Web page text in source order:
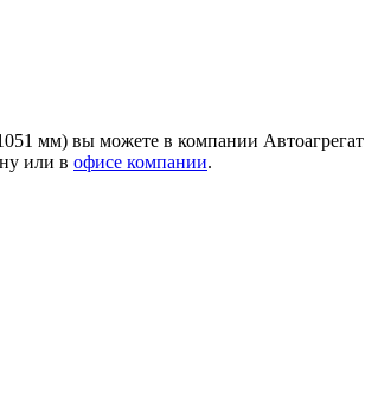
мм) вы можете в компании Автоагрегат
или в офисе компании.